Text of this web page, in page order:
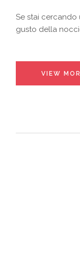
Se stai
gusto della
VIEW